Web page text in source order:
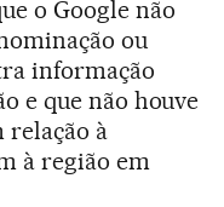
o Google não
ou
informação
e que não houve
relação à
à região em